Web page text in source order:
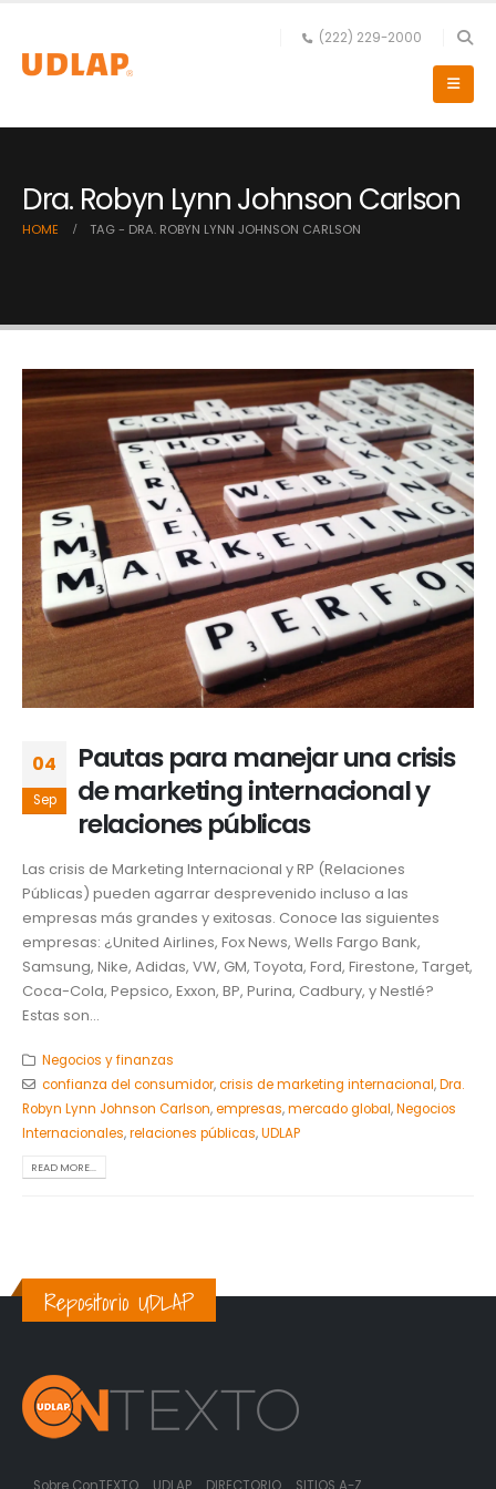
(222) 229-2000
Dra. Robyn Lynn Johnson Carlson
HOME TAG - DRA. ROBYN LYNN JOHNSON CARLSON
04
Sep
Pautas para manejar una crisis
de marketing internacional y
relaciones públicas
Las crisis de Marketing Internacional y RP (Relaciones
Públicas) pueden agarrar desprevenido incluso a las
empresas más grandes y exitosas. Conoce las siguientes
empresas: ¿United Airlines, Fox News, Wells Fargo Bank,
Samsung, Nike, Adidas, VW, GM, Toyota, Ford, Firestone, Target,
Coca-Cola, Pepsico, Exxon, BP, Purina, Cadbury, y Nestlé?
Estas son...
Negocios y finanzas
confianza del consumidor,crisis de marketing internacional,Dra.
Robyn Lynn Johnson Carlson,empresas,mercado global,Negocios
Internacionales,relaciones públicas,UDLAP
READ MORE...
Repositorio UDLAP
Sobre ConTEXTO UDLAP DIRECTORIO SITIOS A-Z